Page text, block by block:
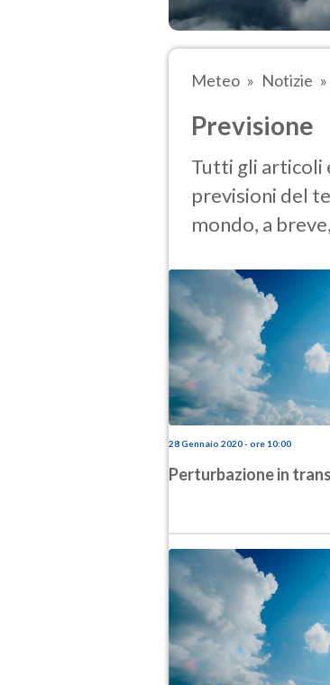
Meteo Notizie
Previsione
Tutti gli articoli
previsioni del
mondo, a
28 Gennaio 2020 - ore 10:00
Perturbazione in